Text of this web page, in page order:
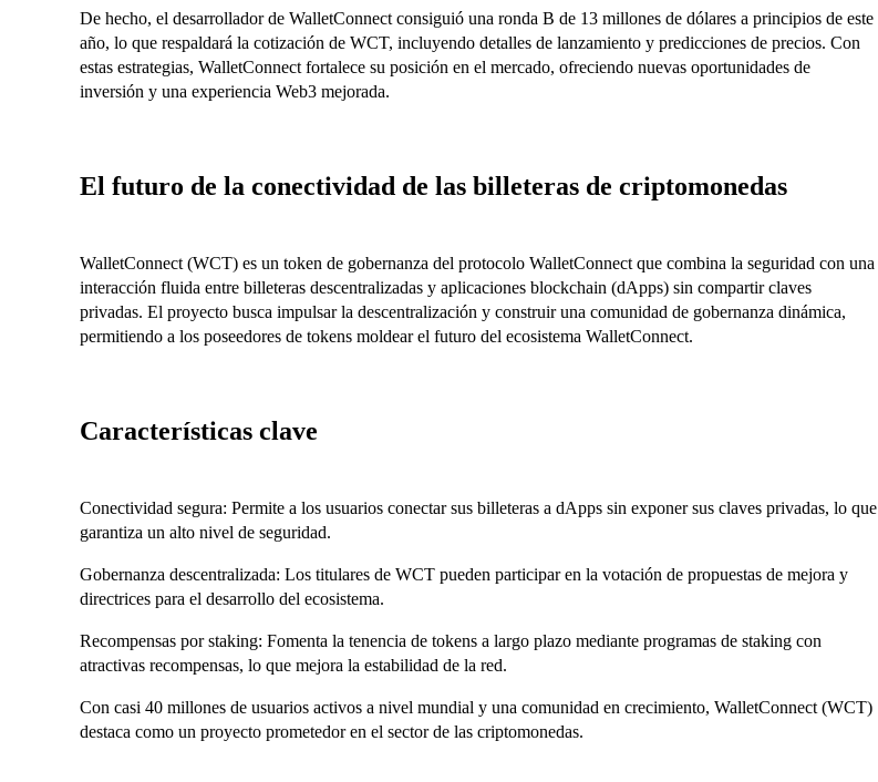
De hecho, el desarrollador de WalletConnect consiguió una ronda B de 13 millones de dólares a principios de este
año, lo que respaldará la cotización de WCT, incluyendo detalles de lanzamiento y predicciones de precios. Con
estas estrategias, WalletConnect fortalece su posición en el mercado, ofreciendo nuevas oportunidades de
inversión y una experiencia Web3 mejorada.
El futuro de la conectividad de las billeteras de criptomonedas
WalletConnect (WCT) es un token de gobernanza del protocolo WalletConnect que combina la seguridad con una
interacción fluida entre billeteras descentralizadas y aplicaciones blockchain (dApps) sin compartir claves
privadas. El proyecto busca impulsar la descentralización y construir una comunidad de gobernanza dinámica,
permitiendo a los poseedores de tokens moldear el futuro del ecosistema WalletConnect.
Características clave
Conectividad segura: Permite a los usuarios conectar sus billeteras a dApps sin exponer sus claves privadas, lo que
garantiza un alto nivel de seguridad.
Gobernanza descentralizada: Los titulares de WCT pueden participar en la votación de propuestas de mejora y
directrices para el desarrollo del ecosistema.
Recompensas por staking: Fomenta la tenencia de tokens a largo plazo mediante programas de staking con
atractivas recompensas, lo que mejora la estabilidad de la red.
Con casi 40 millones de usuarios activos a nivel mundial y una comunidad en crecimiento, WalletConnect (WCT)
destaca como un proyecto prometedor en el sector de las criptomonedas.